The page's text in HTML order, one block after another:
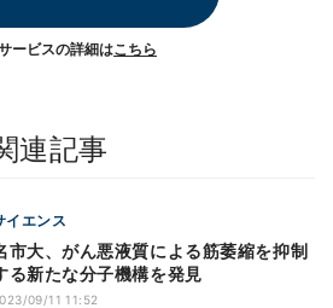
ービスの詳細はこちら
連記事
イエンス
市大、がん悪液質による筋萎縮を抑制
る新たな分子機構を発見
09/11 11:52